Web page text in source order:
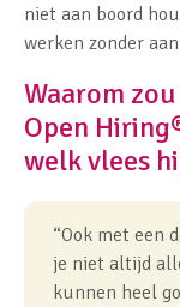
niet aan boord
werken zonder
Waarom
Open Hiring
welk vlees
“Ook met een
je niet altijd
kunnen heel